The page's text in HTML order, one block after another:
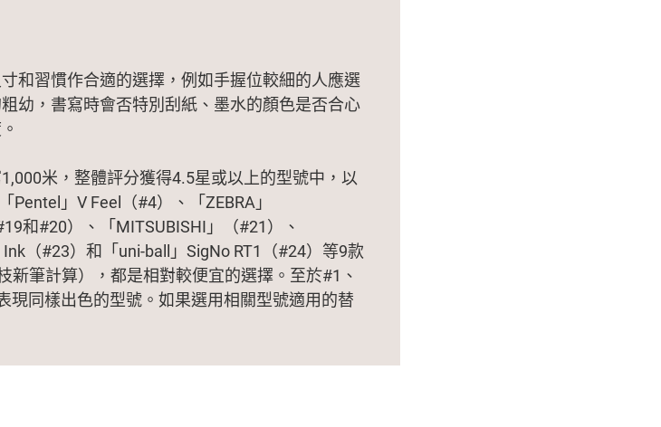
和習慣作合適的選擇，例如手握位較細的人應選
幼，書寫時會否特別刮紙、墨水的顏色是否合心
米，整體評分獲得4.5星或以上的型號中，以
Pentel」V Feel（#4）、「ZEBRA」
和#20）、「MITSUBISHI」（#21）、
Ink（#23）和「uni-ball」SigNo RT1（#24）等9款
新筆計算），都是相對較便宜的選擇。至於#1、
現同樣出色的型號。如果選用相關型號適用的替